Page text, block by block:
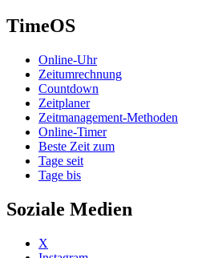
TimeOS
Online-Uhr
Zeitumrechnung
Countdown
Zeitplaner
Zeitmanagement-Methoden
Online-Timer
Beste Zeit zum
Tage seit
Tage bis
Soziale Medien
X